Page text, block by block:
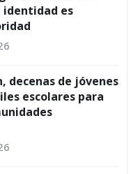
identidad es
decenas de jóvenes
escolares para